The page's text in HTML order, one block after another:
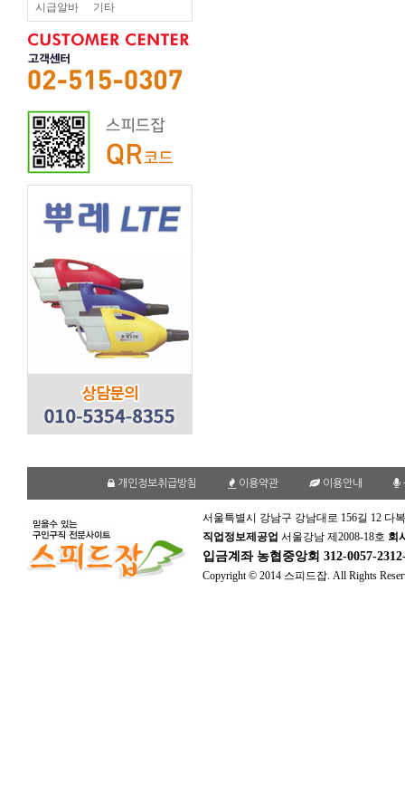
시급알바 기타
개인정보취급방침 이용약관 이용안내
서울특별시 강남구 강남대로 156길 12 다
직업정보제공업 서울강남 제2008-18호 회
입금계좌 농협중앙회 312-0057-
Copyright © 2014 스피드잡. All Rights